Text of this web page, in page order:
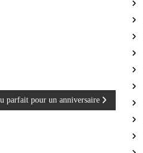
parfait pour un anniversaire